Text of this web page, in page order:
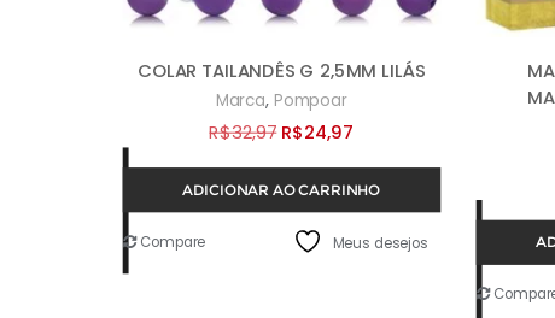
COLAR TAILANDÊS G 2,5MM LILÁS
Marca, Pompoar
R$32,97 O
preço
original
era:
R$32,97.
R$24,97
preço
atual
R$24,97.
ADICIONAR AO CARRINHO
Compare Meus desejos